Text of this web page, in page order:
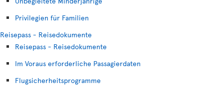
Privilegien für Familien
Reisepass - Reisedokumente
Reisepass - Reisedokumente
Im Voraus erforderliche Passagierdaten
Flugsicherheitsprogramme